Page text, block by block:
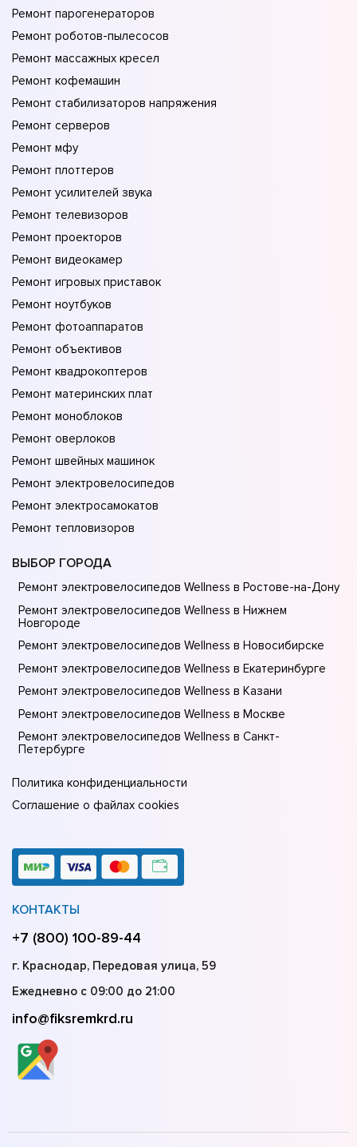
Ремонт парогенераторов
Ремонт роботов-пылесосов
Ремонт массажных кресел
Ремонт кофемашин
Ремонт стабилизаторов напряжения
Ремонт серверов
Ремонт мфу
Ремонт плоттеров
Ремонт усилителей звука
Ремонт телевизоров
Ремонт проекторов
Ремонт видеокамер
Ремонт игровых приставок
Ремонт ноутбуков
Ремонт фотоаппаратов
Ремонт объективов
Ремонт квадрокоптеров
Ремонт материнских плат
Ремонт моноблоков
Ремонт оверлоков
Ремонт швейных машинок
Ремонт электровелосипедов
Ремонт электросамокатов
Ремонт тепловизоров
ВЫБОР ГОРОДА
Ремонт электровелосипедов Wellness в Ростове-на-Донy
Ремонт электровелосипедов Wellness в Нижнем
Новгороде
Ремонт электровелосипедов Wellness в Новосибирске
Ремонт электровелосипедов Wellness в Екатеринбурге
Ремонт электровелосипедов Wellness в Казани
Ремонт электровелосипедов Wellness в Москве
Ремонт электровелосипедов Wellness в Санкт-
Петербурге
Политика конфиденциальности
Соглашение о файлах cookies
КОНТАКТЫ
+7 (800) 100-89-44
г. Краснодар, Передовая улица, 59
Ежедневно с 09:00 до 21:00
info@fiksremkrd.ru